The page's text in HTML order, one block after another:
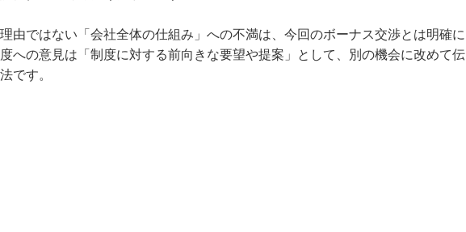
由ではない「会社全体の仕組み」への不満は、今回のボーナス交渉とは明確に
への意見は「制度に対する前向きな要望や提案」として、別の機会に改めて伝
です。